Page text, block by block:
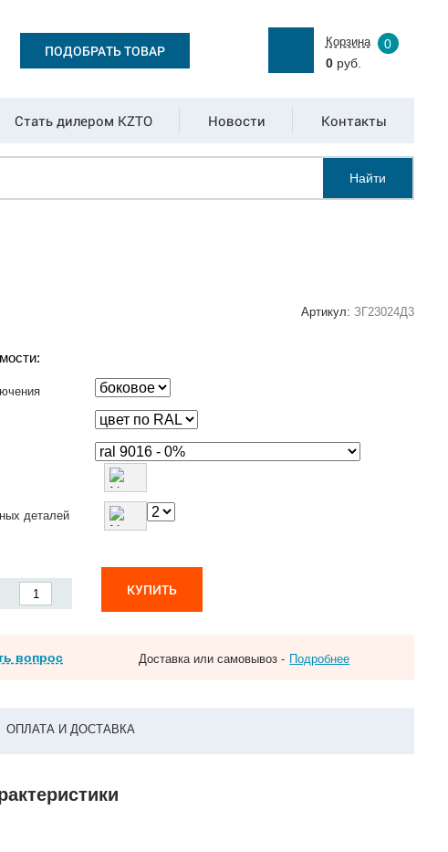
ПОДОБРАТЬ ТОВАР
Корзина
0
0руб.
Стать дилером KZTO Новости Контакты
Найти
Артикул: ЗГ23024Д3
деталей
КУПИТЬ
вопрос Доставка или самовывоз - Подробнее
ОПЛАТА И ДОСТАВКА